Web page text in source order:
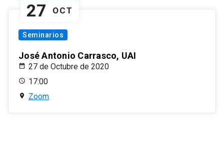
27 OCT
Seminarios
José Antonio Carrasco, UAI
27 de Octubre de 2020
17:00
Zoom